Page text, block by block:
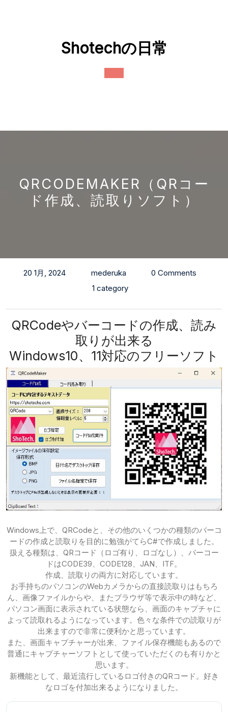
Shotechの日常
QRCODEMAKER（QRコー
ド作成、読取りソフト）
20 1月, 2024 mederuka
0 Comments
1 category
QRCodeやバーコードの作成、読み
取りが出来る
Windows10、11対応のフリーソフト
Windows上で、QRCodeと、その他のいくつかの種類のバーコ
ードの作成と読取りを目的に勉強がてらC#で作成しました。
扱える種類は、QRコード（ロゴ有り、ロゴなし）、バーコー
ドはCODE39、CODE128、JAN、ITF。
作成、読取りの両方に対応しています。
お手持ちのパソコンのWebカメラからの直接読取りはもちろ
ん、画像ファイルからや、またブラウザ等で表示中の時など、
パソコン画面に表示されている状態なら、画面のキャプチャに
よって読取れるようになっています。色々な条件での読取りが
出来ますので非常に便利かと思っています。
また、画面キャプチャーが出来、ファイル保存機能もあるので
普通にキャプチャーソフトとして使っていただくのも有りかと
思います。
新機能として、最近流行しているロゴ付きのQRコード。好き
なロゴを付加出来るようになりました。